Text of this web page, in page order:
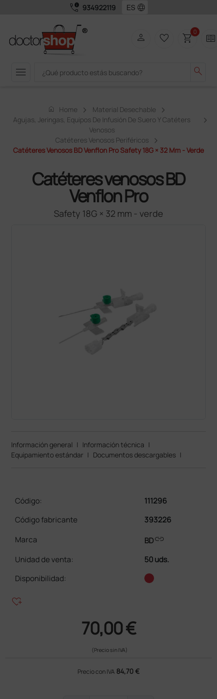
call_quality 934922119 language
menu search
person favorite_border shopping_cart0 two_pager
home Home
Material Desechable
Agujas, Jeringas, Equipos De Infusión De Suero Y Catéters
Venosos
Catéteres Venosos Periféricos
Catéteres Venosos BD Venflon Pro Safety 18G × 32 Mm - Verde
Catéteres venosos BD
Venflon Pro
Safety 18G × 32 mm - verde
Información general | Información técnica |
Equipamiento estándar | Documentos descargables |
Código:
111296
Código fabricante
393226
Marca
BDlink
Unidad de venta:
50 uds.
Disponibilidad:
heart_plus
70,00 €
(Precio sin IVA)
Precio con IVA 84,70 €